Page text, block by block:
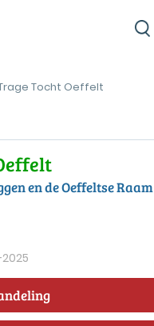
Tocht Oeffelt
en de Oeffeltse Raam